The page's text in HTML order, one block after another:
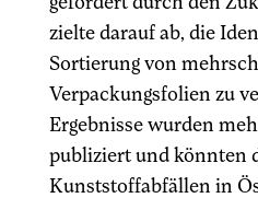
zielte darauf ab, die
Sortierung von
Verpackungsfolien zu
Ergebnisse wurden
publiziert und könnten
Kunststoffabfällen in